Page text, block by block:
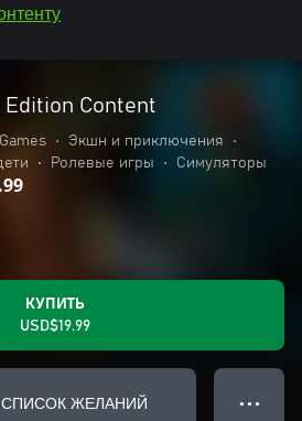
Edition Content
• Экшн и приключения
•
• Ролевые игры • Симуляторы
КУПИТЬ
USD$19.99
ЖЕЛАНИЙ ● ● ●